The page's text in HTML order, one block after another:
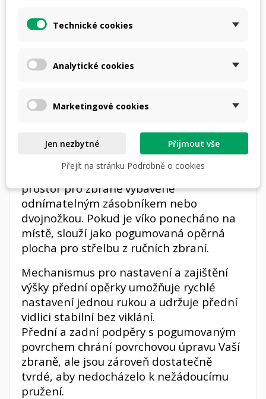
Pro pušku i pistoli, prostě jedna
Ústředním prvkem konstrukce je
který umožňuje rychlé nastavení délky
tak, aby dokonale vyhovoval jakékoli
střelné zbrani. Praktický úložný prostor
zabudovaný za přední podpěrou je
vybaven odnímatelným víkem, které lze v
případě potřeby odpojit a získat tak další
prostor pro zbraně vybavené
odnímatelným zásobníkem nebo
dvojnožkou. Pokud je víko ponecháno na
místě, slouží jako pogumovaná opěrná
plocha pro střelbu z ručních zbraní.
Mechanismus pro nastavení a zajištění
výšky přední opěrky umožňuje rychlé
nastavení jednou rukou a udržuje přední
vidlici stabilní bez viklání.
Přední a zadní podpěry s pogumovaným
povrchem chrání povrchovou úpravu Vaší
zbraně, ale jsou zároveň dostatečně
tvrdé, aby nedocházelo k nežádoucímu
pružení.
Technické cookies
Analytické cookies
Marketingové cookies
Jen nezbytné
Přijmout vše
Přejít na stránku Podrobně o cookies